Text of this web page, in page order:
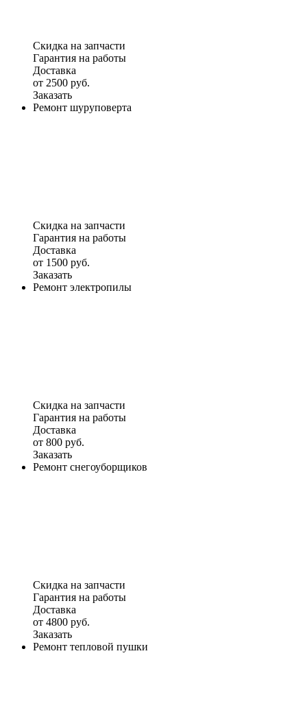
Скидка на запчасти
Гарантия на работы
Доставка
от 2500 руб.
Заказать
Ремонт шуруповерта
Скидка на запчасти
Гарантия на работы
Доставка
от 1500 руб.
Заказать
Ремонт электропилы
Скидка на запчасти
Гарантия на работы
Доставка
от 800 руб.
Заказать
Ремонт снегоуборщиков
Скидка на запчасти
Гарантия на работы
Доставка
от 4800 руб.
Заказать
Ремонт тепловой пушки